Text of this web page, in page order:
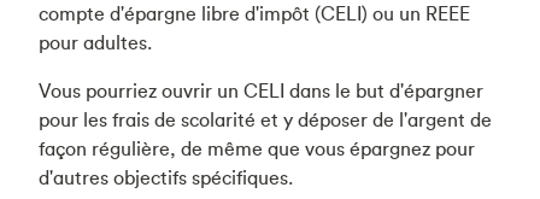
compte d'épargne libre d'impôt (CELI) ou un REEE
pour adultes.
Vous pourriez ouvrir un CELI dans le but d'épargner
pour les frais de scolarité et y déposer de l'argent de
façon régulière, de même que vous épargnez pour
d'autres objectifs spécifiques.